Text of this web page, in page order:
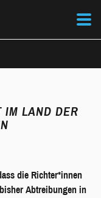
IM LAND DER
die Richter*innen
Abtreibungen in